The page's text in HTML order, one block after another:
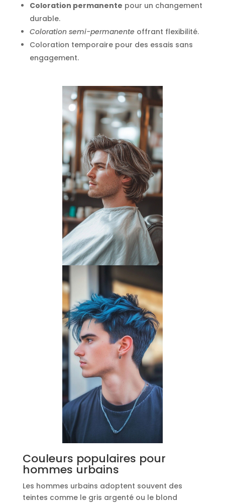
Coloration permanente pour un changement
durable.
Coloration semi-permanente offrant flexibilité.
Coloration temporaire pour des essais sans
engagement.
Couleurs populaires pour
hommes urbains
Les hommes urbains adoptent souvent des
teintes comme le gris argenté ou le blond